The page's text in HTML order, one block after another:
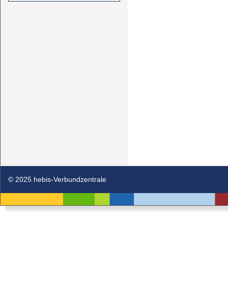
© 2025 hebis-Verbundzentrale